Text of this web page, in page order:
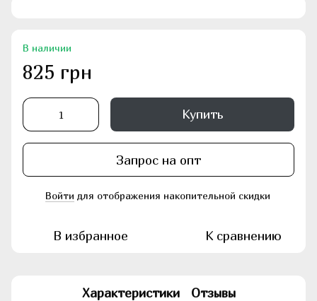
В наличии
825 грн
Купить
Запрос на опт
Войти для отображения накопительной скидки
В избранное К сравнению
Характеристики Отзывы